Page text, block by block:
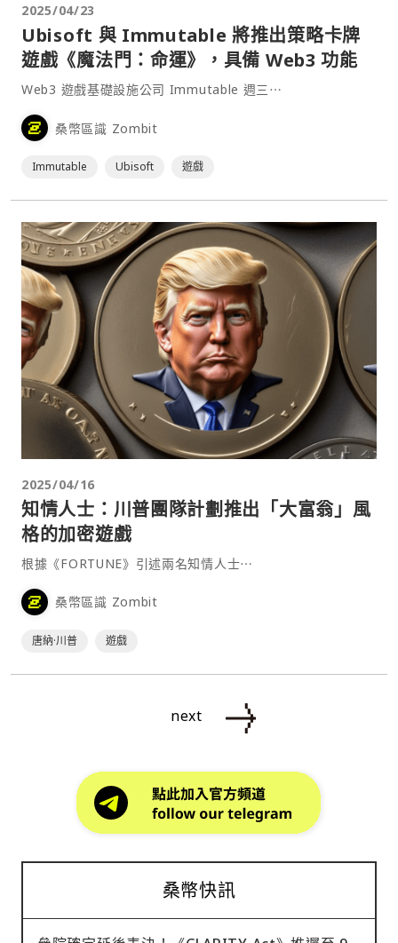
2025/04/23
Ubisoft 與 Immutable 將推出策略卡牌
遊戲《魔法門：命運》，具備 Web3 功能
Web3 遊戲基礎設施公司 Immutable 週三⋯
桑幣區識 Zombit
Immutable Ubisoft 遊戲
2025/04/16
知情人士：川普團隊計劃推出「大富翁」風
格的加密遊戲
根據《FORTUNE》引述兩名知情人士⋯
桑幣區識 Zombit
唐納·川普 遊戲
next
桑幣快訊